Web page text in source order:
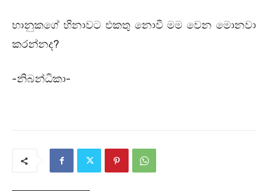
භානුකගේ හිනාවට එකතු නොවී මම වෙන මොනවා
කරන්නද?
-නිබන්ධිකා-